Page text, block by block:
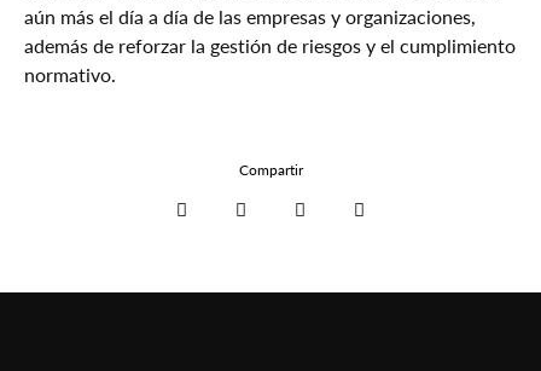
aún más el día a día de las empresas y organizaciones,
además de reforzar la gestión de riesgos y el cumplimiento
normativo.
Compartir